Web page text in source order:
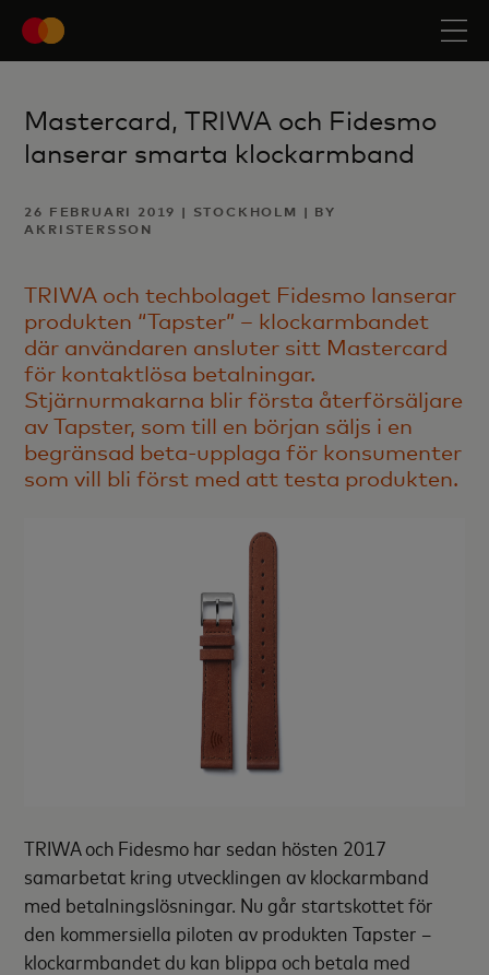
Mastercard, TRIWA och Fidesmo
lanserar smarta klockarmband
26 FEBRUARI 2019 | STOCKHOLM | BY
AKRISTERSSON
TRIWA och techbolaget Fidesmo lanserar
produkten “Tapster” – klockarmbandet
där användaren ansluter sitt Mastercard
för kontaktlösa betalningar.
Stjärnurmakarna blir första återförsäljare
av Tapster, som till en början säljs i en
begränsad beta-upplaga för konsumenter
som vill bli först med att testa produkten.
TRIWA och Fidesmo har sedan hösten 2017
samarbetat kring utvecklingen av klockarmband
med betalningslösningar. Nu går startskottet för
den kommersiella piloten av produkten Tapster –
klockarmbandet du kan blippa och betala med